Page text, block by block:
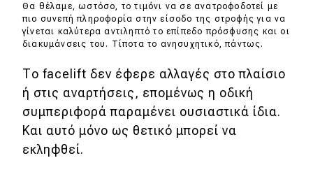
Θα θέλαμε, ωστόσο, το τιμόνι να σε ανατροφοδοτεί με
πιο συνεπή πληροφορία στην είσοδο της στροφής για να
γίνεται καλύτερα αντιληπτό το επίπεδο πρόσφυσης και οι
διακυμάνσεις του. Τίποτα το ανησυχητικό, πάντως.
Το facelift δεν έφερε αλλαγές στο πλαίσιο
ή στις αναρτήσεις, επομένως η οδική
συμπεριφορά παραμένει ουσιαστικά ίδια.
Και αυτό μόνο ως θετικό μπορεί να
εκληφθεί.